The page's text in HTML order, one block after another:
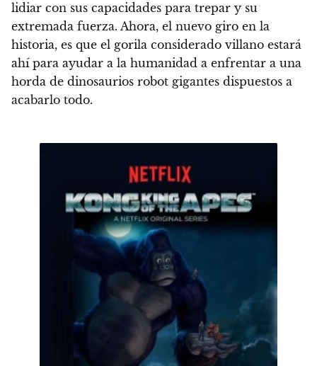
lidiar con sus capacidades para trepar y su
extremada fuerza. Ahora, el nuevo giro en la
historia, es que el gorila considerado villano estará
ahí para ayudar a la humanidad a enfrentar a una
horda de dinosaurios robot gigantes dispuestos a
acabarlo todo.